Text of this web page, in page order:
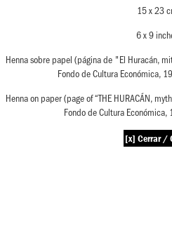
15 x 23
6 x 9
Henna sobre papel (página de "El Huracán,
Fondo de Cultura Económica,
Henna on paper (page of “THE HURACÁN,
Fondo de Cultura
[x] Cerrar /